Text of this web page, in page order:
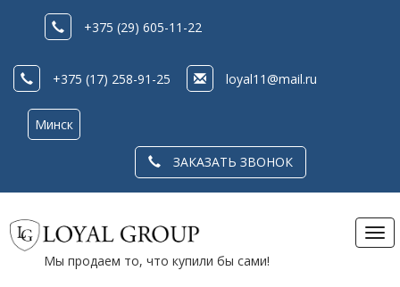
+375 (29) 605-11-22
+375 (17) 258-91-25 loyal11@mail.ru
Минск
ЗАКАЗАТЬ ЗВОНОК
Мы продаем то, что купили бы сами!